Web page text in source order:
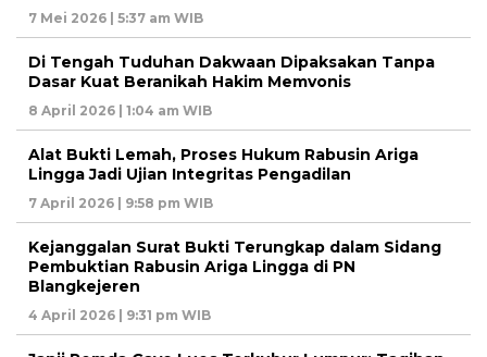
7 Mei 2026 | 5:37 am WIB
Di Tengah Tuduhan Dakwaan Dipaksakan Tanpa
Dasar Kuat Beranikah Hakim Memvonis
8 April 2026 | 1:04 am WIB
Alat Bukti Lemah, Proses Hukum Rabusin Ariga
Lingga Jadi Ujian Integritas Pengadilan
7 April 2026 | 9:58 pm WIB
Kejanggalan Surat Bukti Terungkap dalam Sidang
Pembuktian Rabusin Ariga Lingga di PN
Blangkejeren
4 April 2026 | 9:31 pm WIB